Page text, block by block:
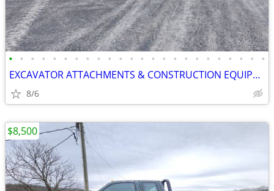
• • • • • • • • • • • • • • • • • • • • • • • •
EXCAVATOR ATTACHMENTS & CONSTRUCTION EQUIPMENT ON SALE!!!
8/6
$8,500